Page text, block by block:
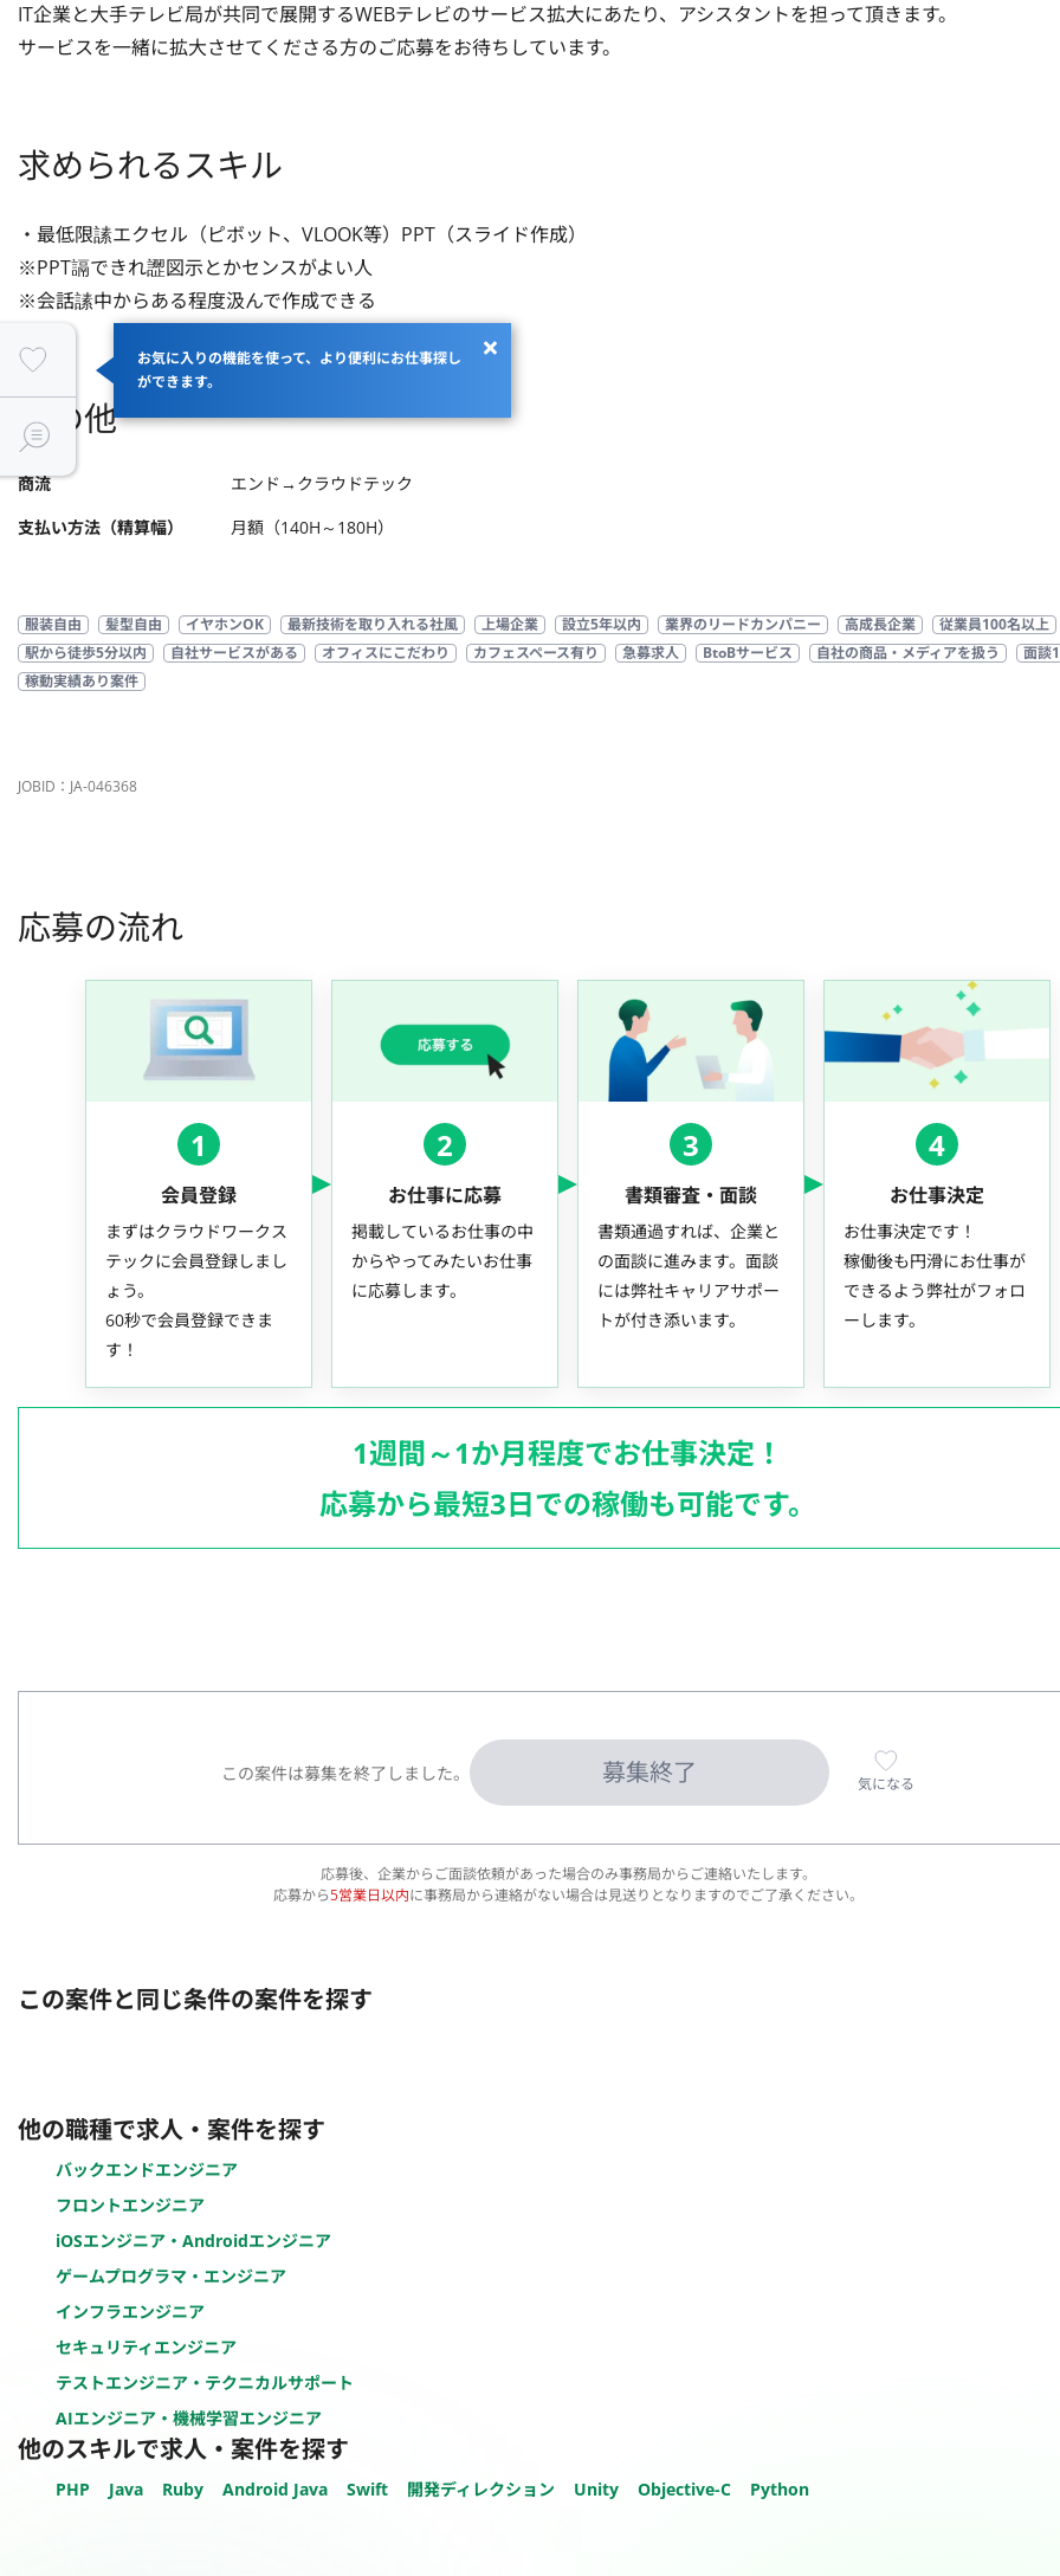
お気に入りの機能を使って、より便利にお仕事探し
ができます。
IT企業と大手テレビ局が共同で展開するWEBテレビのサービス拡大にあたり、アシスタントを担って頂きます。
サービスを一緒に拡大させてくださる方のご応募をお待ちしています。
求められるスキル
・最低限䛾エクセル（ピボット、VLOOK等）PPT（スライド作成）
※PPT䛿できれ䜀図示とかセンスがよい人
※会話䛾中からある程度汲んで作成できる
その他
商流
エンド→クラウドテック
支払い方法（精算幅）
月額（140H～180H）
服装自由 髪型自由 イヤホンOK 最新技術を取り入れる社風 上場企業 設立5年以内 業界のリードカンパニー 高成長企業
従業員100名以上
駅から徒歩5分以内
自社サービスがある オフィスにこだわり カフェスペース有り 急募求人 BtoBサービス 自社の商品・メディアを扱う
面談
稼動実績あり案件
JOBID：JA-046368
応募の流れ
1
会員登録
まずはクラウドワークス
テックに会員登録しまし
ょう。
60秒で会員登録できま
す！
2
お仕事に応募
掲載しているお仕事の中
からやってみたいお仕事
に応募します。
3
書類審査・面談
書類通過すれば、企業と
の面談に進みます。面談
には弊社キャリアサポー
トが付き添います。
4
お仕事決定
お仕事決定です！
稼働後も円滑にお仕事が
できるよう弊社がフォロ
ーします。
1週間～1か月程度でお仕事決定！
応募から最短3日での稼働も可能です。
この案件は募集を終了しました。 募集終了 気になる
応募後、企業からご面談依頼があった場合のみ事務局からご連絡いたします。
応募から5営業日以内に事務局から連絡がない場合は見送りとなりますのでご了承ください。
この案件と同じ条件の案件を探す
他の職種で求人・案件を探す
バックエンドエンジニア
フロントエンジニア
iOSエンジニア・Androidエンジニア
ゲームプログラマ・エンジニア
インフラエンジニア
セキュリティエンジニア
テストエンジニア・テクニカルサポート
AIエンジニア・機械学習エンジニア
他のスキルで求人・案件を探す
PHP Java Ruby Android Java Swift 開発ディレクション Unity Objective-C Python